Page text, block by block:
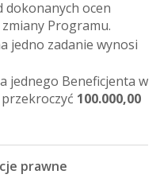
dokonanych ocen
Programu.
jedno zadanie wynosi
jednego Beneficjenta w
100.000,00
prawne